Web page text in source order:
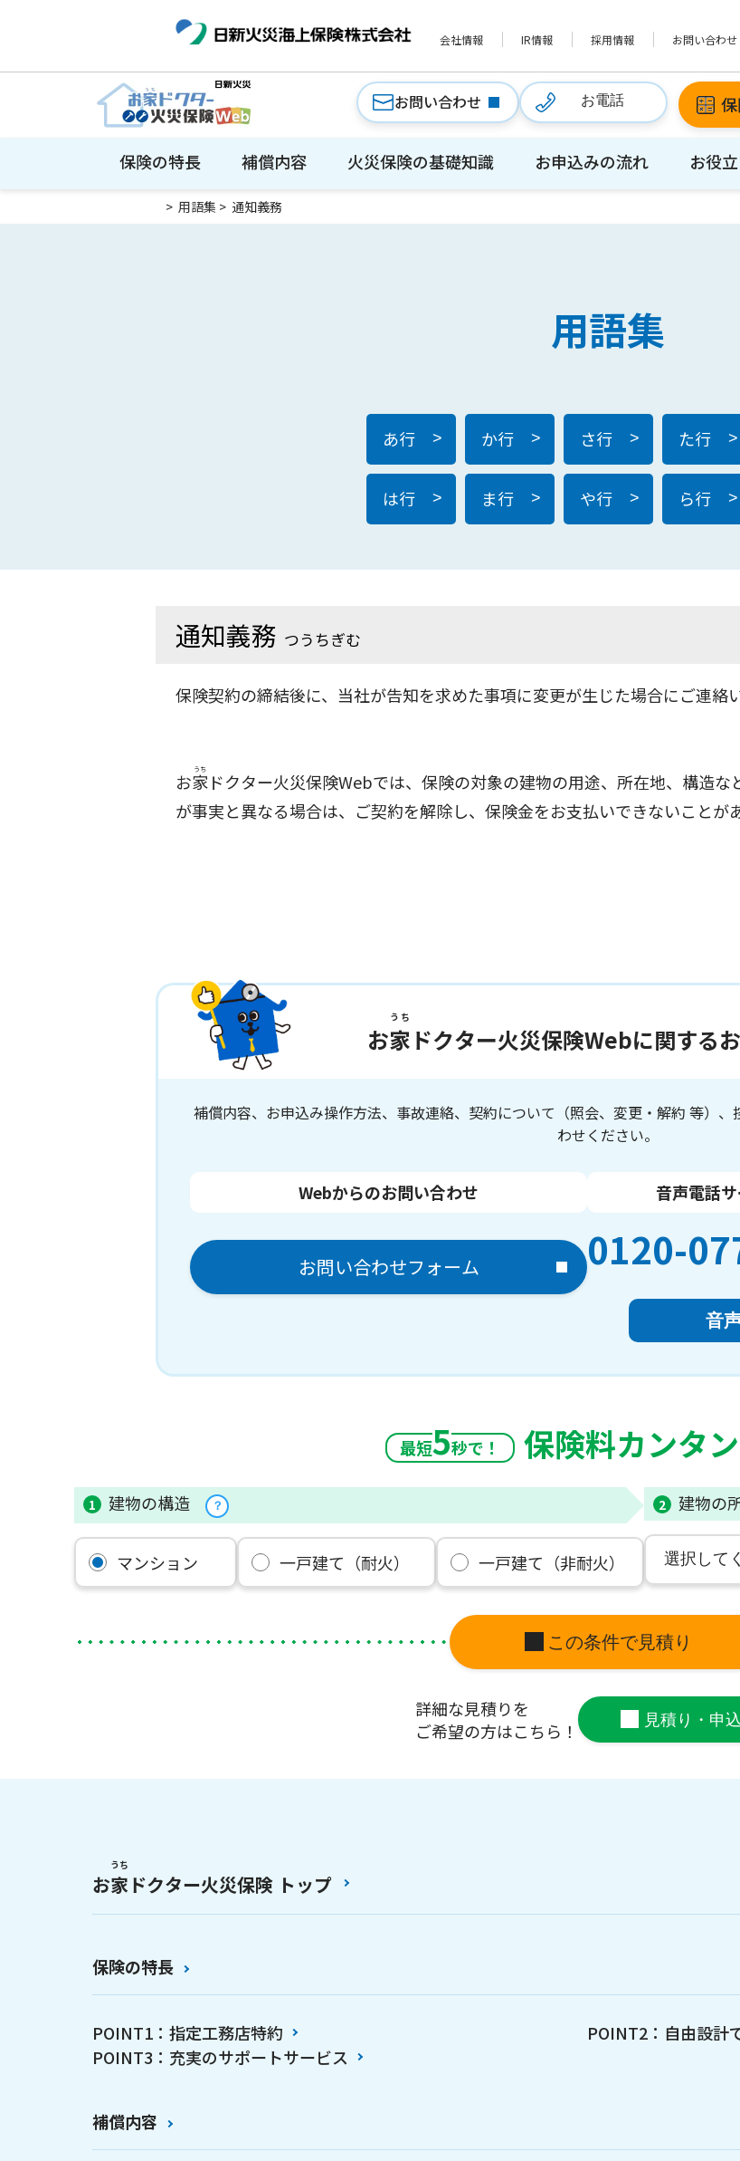
会社情報 IR情報 採用情報 お問い合わせ
お問い合わせ お電話
保険の特長 補償内容 火災保険の基礎知識 お申込みの流れ お役
> 用語集 > 通知義務
用語集
あ行 > か行 > さ行 > た行 >
は行 > ま行 > や行 > ら行 >
通知義務 つうちぎむ
保険契約の締結後に、当社が告知を求めた事項に変更が生じた場合にご連絡
お家ドクター火災保険Webでは、保険の対象の建物の用途、所在地、構造
が事実と異なる場合は、ご契約を解除し、保険金をお支払いできないことが
お家
うち
ドクター火災保険Webに関する
補償内容、お申込み操作方法、事故連絡、契約について（照会、変更・解約 等）
わせください。
Webからのお問い合わせ
お問い合わせフォーム
音声電話
0120-
音
最短5秒で！ 保険料カンタ
1 建物の構造 ？
マンション 一戸建て（耐火） 一戸建て（非耐火）
2 建物の
この条件で見積り
詳細な見積りを
ご希望の方はこちら！
見積り・申
お家
うち
ドクター火災保険 トップ
保険の特長
POINT1：指定工務店特約
POINT2：自由設計
POINT3：充実のサポートサービス
補償内容